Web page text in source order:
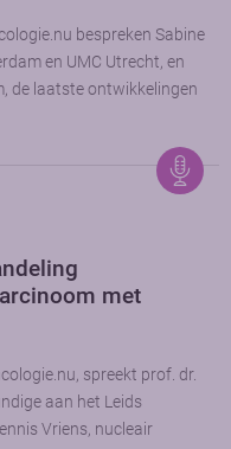
bespreken Sabine
en UMC Utrecht, en
de laatste ontwikkelingen
met
spreekt prof. dr.
aan het Leids
Vriens, nucleair